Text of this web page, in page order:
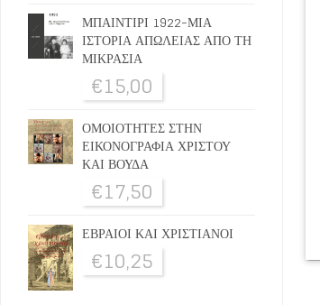
ΜΠΑΙΝΤΙΡΙ 1922-ΜΙΑ
ΙΣΤΟΡΙΑ ΑΠΩΛΕΙΑΣ ΑΠΟ ΤΗ
ΜΙΚΡΑΣΙΑ
€15,00
ΟΜΟΙΟΤΗΤΕΣ ΣΤΗΝ
ΕΙΚΟΝΟΓΡΑΦΙΑ ΧΡΙΣΤΟΥ
ΚΑΙ ΒΟΥΔΑ
€17,50
ΕΒΡΑΙΟΙ ΚΑΙ ΧΡΙΣΤΙΑΝΟΙ
€10,25